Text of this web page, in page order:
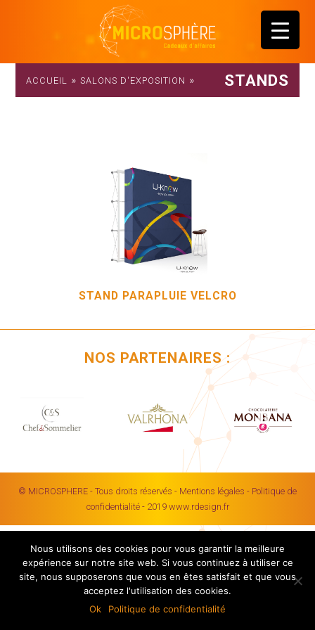
ACCUEIL »SALONS D'EXPOSITION » STANDS
STAND PARAPLUIE VELCRO
NOS PARTENAIRES :
© MICROSPHERE - Tous droits réservés - Mentions légales - Politique de
confidentialité- 2019 www.rdesign.fr
Nous utilisons des cookies pour vous garantir la meilleure
expérience sur notre site web. Si vous continuez à utiliser ce
site, nous supposerons que vous en êtes satisfait et que vous
acceptez l'utilisation des cookies.
Ok
Politique de confidentialité